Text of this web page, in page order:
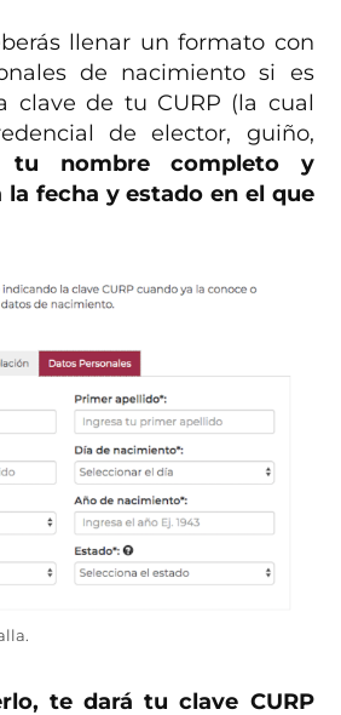
llenar un formato con
de nacimiento si es
clave de tu CURP (la cual
de elector, guiño,
tu nombre completo y
la fecha y estado en el que
te dará tu clave CURP